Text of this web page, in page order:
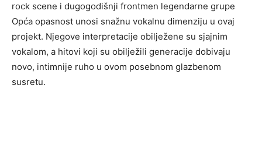
rock scene i dugogodišnji frontmen legendarne grupe
Opća opasnost unosi snažnu vokalnu dimenziju u ovaj
projekt. Njegove interpretacije obilježene su sjajnim
vokalom, a hitovi koji su obilježili generacije dobivaju
novo, intimnije ruho u ovom posebnom glazbenom
susretu.